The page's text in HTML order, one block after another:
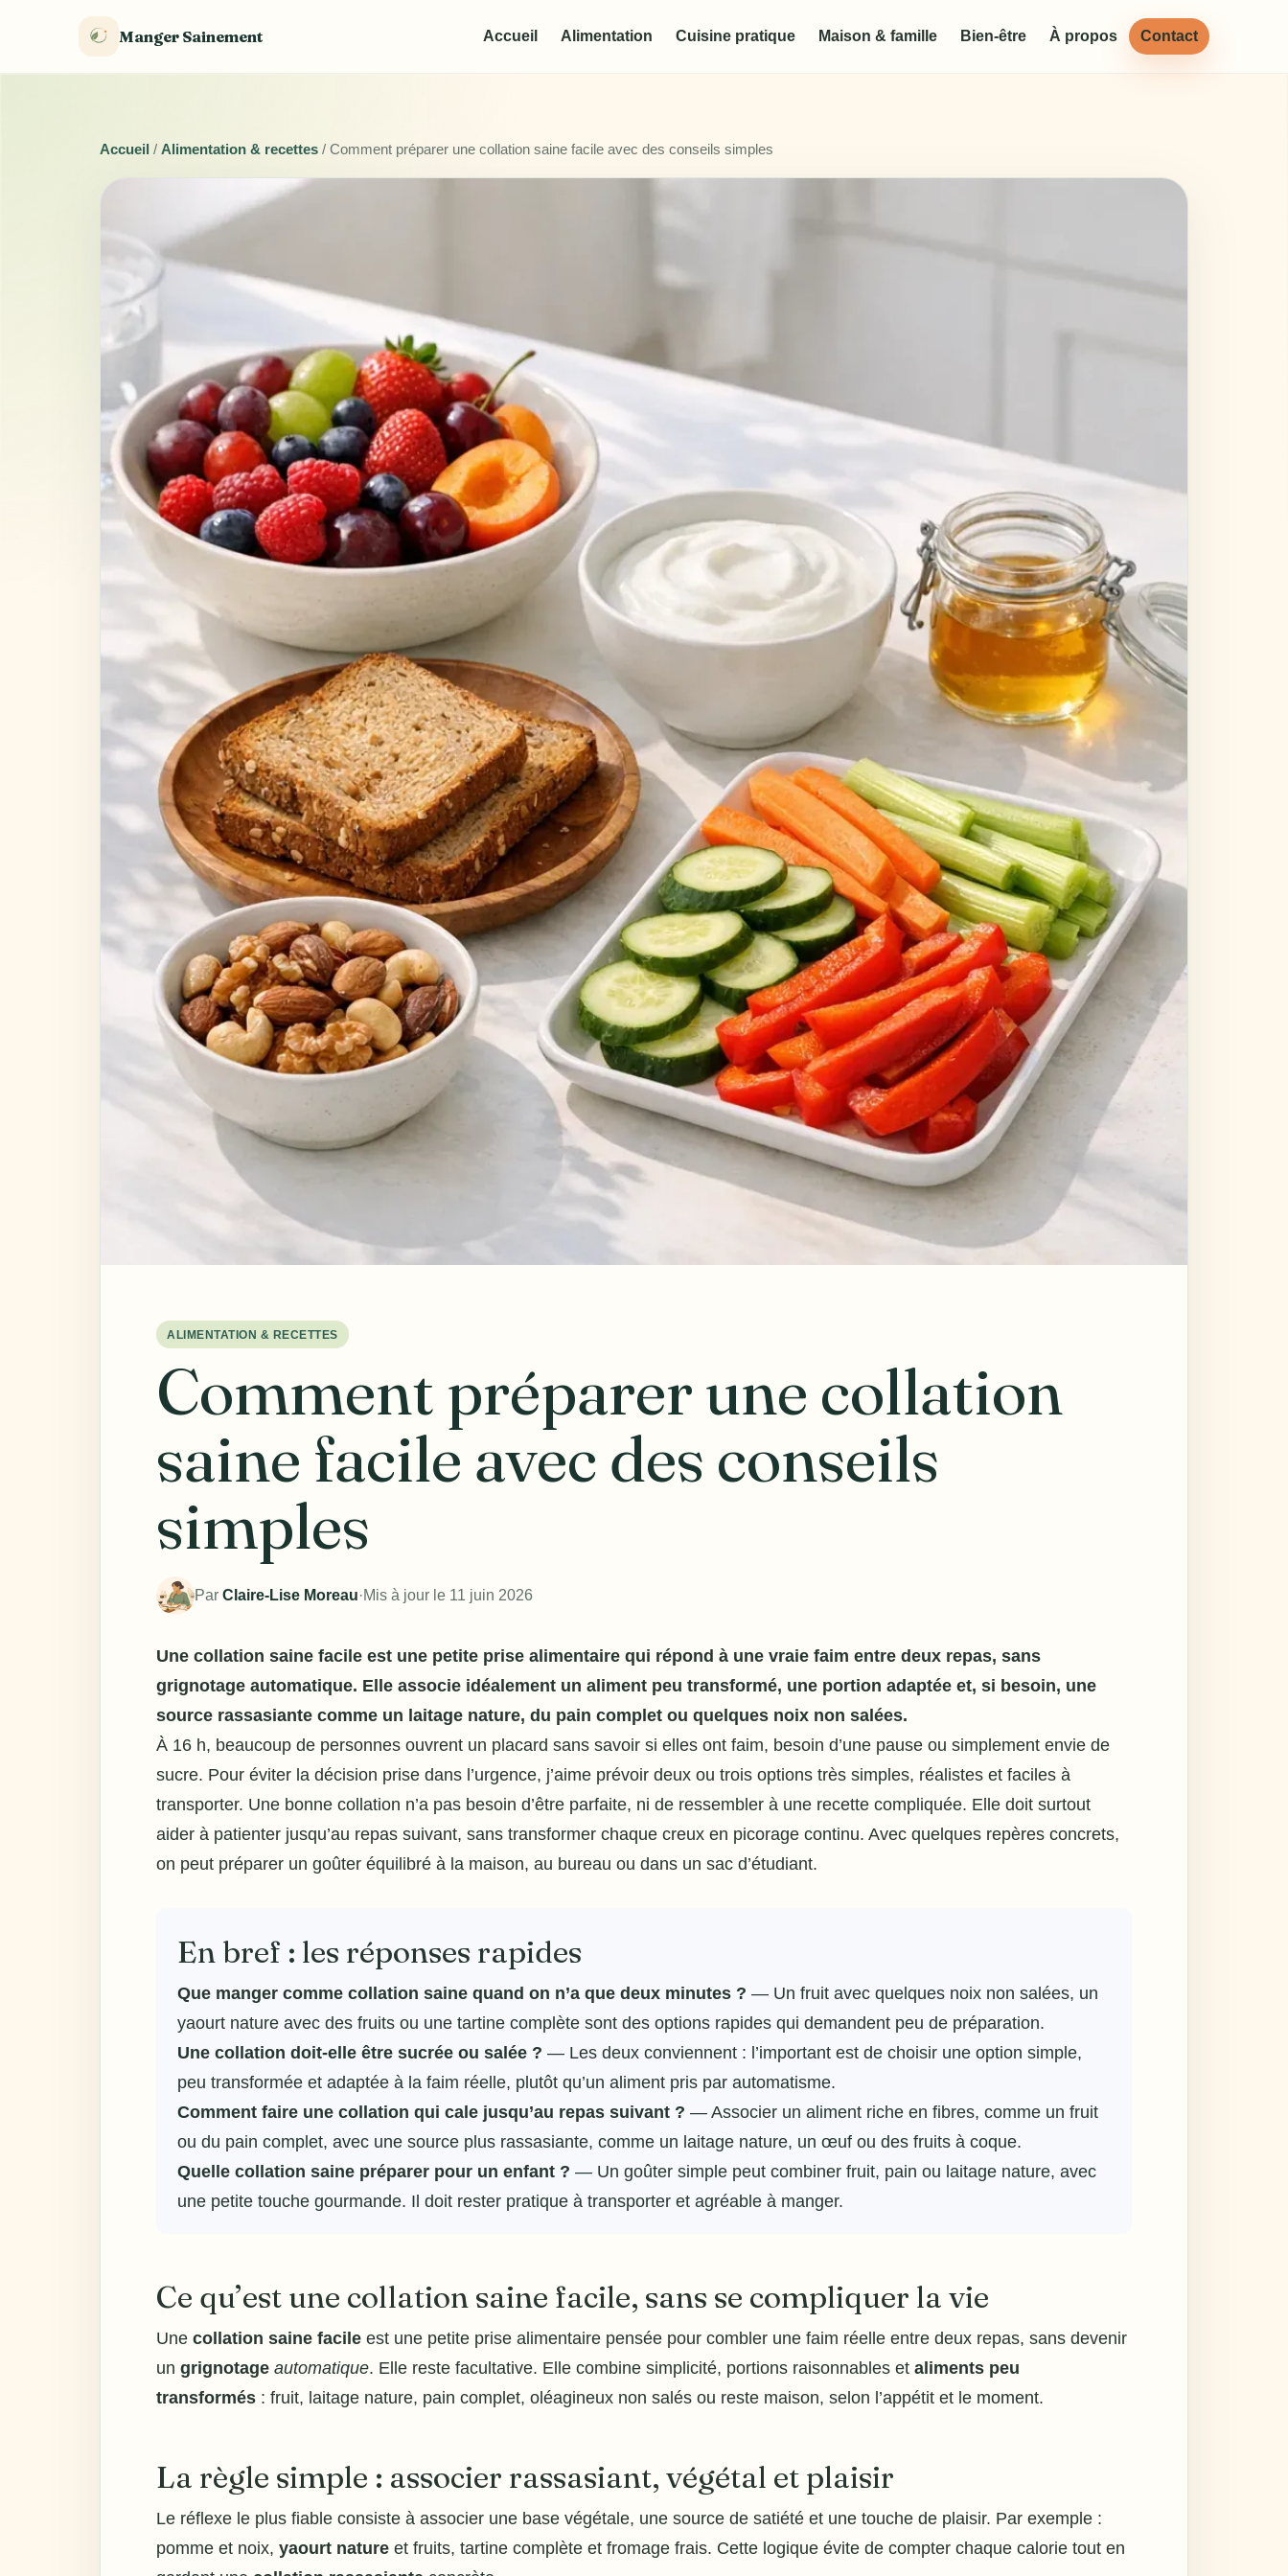
Manger Sainement Accueil Alimentation Cuisine pratique Maison & famille Bien-être À propos Contact
Accueil / Alimentation & recettes / Comment préparer une collation saine facile avec des conseils simples
ALIMENTATION & RECETTES
Comment préparer une collation
saine facile avec des conseils
simples
Par Claire-Lise Moreau·Mis à jour le 11 juin 2026
Une collation saine facile est une petite prise alimentaire qui répond à une vraie faim entre deux repas, sans
grignotage automatique. Elle associe idéalement un aliment peu transformé, une portion adaptée et, si besoin, une
source rassasiante comme un laitage nature, du pain complet ou quelques noix non salées.
À 16 h, beaucoup de personnes ouvrent un placard sans savoir si elles ont faim, besoin d’une pause ou simplement envie de
sucre. Pour éviter la décision prise dans l’urgence, j’aime prévoir deux ou trois options très simples, réalistes et faciles à
transporter. Une bonne collation n’a pas besoin d’être parfaite, ni de ressembler à une recette compliquée. Elle doit surtout
aider à patienter jusqu’au repas suivant, sans transformer chaque creux en picorage continu. Avec quelques repères concrets,
on peut préparer un goûter équilibré à la maison, au bureau ou dans un sac d’étudiant.
En bref : les réponses rapides
Que manger comme collation saine quand on n’a que deux minutes ? — Un fruit avec quelques noix non salées, un
yaourt nature avec des fruits ou une tartine complète sont des options rapides qui demandent peu de préparation.
Une collation doit-elle être sucrée ou salée ? — Les deux conviennent : l’important est de choisir une option simple,
peu transformée et adaptée à la faim réelle, plutôt qu’un aliment pris par automatisme.
Comment faire une collation qui cale jusqu’au repas suivant ? — Associer un aliment riche en fibres, comme un fruit
ou du pain complet, avec une source plus rassasiante, comme un laitage nature, un œuf ou des fruits à coque.
Quelle collation saine préparer pour un enfant ? — Un goûter simple peut combiner fruit, pain ou laitage nature, avec
une petite touche gourmande. Il doit rester pratique à transporter et agréable à manger.
Ce qu’est une collation saine facile, sans se compliquer la vie
Une collation saine facile est une petite prise alimentaire pensée pour combler une faim réelle entre deux repas, sans devenir
un grignotage automatique. Elle reste facultative. Elle combine simplicité, portions raisonnables et aliments peu
transformés : fruit, laitage nature, pain complet, oléagineux non salés ou reste maison, selon l’appétit et le moment.
La règle simple : associer rassasiant, végétal et plaisir
Le réflexe le plus fiable consiste à associer une base végétale, une source de satiété et une touche de plaisir. Par exemple :
pomme et noix, yaourt nature et fruits, tartine complète et fromage frais. Cette logique évite de compter chaque calorie tout en